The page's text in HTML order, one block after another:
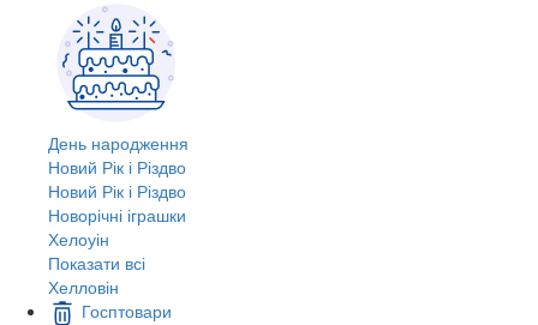
День народження
Новий Рік і Різдво
Новий Рік і Різдво
Новорічні іграшки
Хелоуін
Показати всі
Хелловін
Госптовари